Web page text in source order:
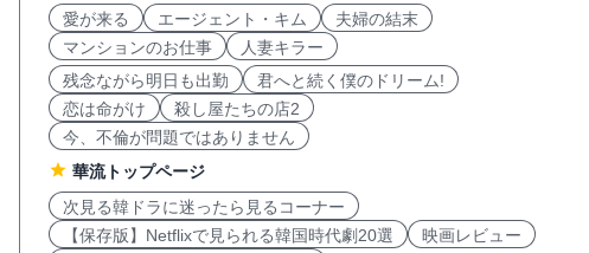
愛が来る
エージェント・キム
夫婦の結末
マンションのお仕事
人妻キラー
残念ながら明日も出勤
君へと続く僕のドリーム!
恋は命がけ
殺し屋たちの店2
今、不倫が問題ではありません
華流トップページ
次見る韓ドラに迷ったら見るコーナー
【保存版】Netflixで見られる韓国時代劇20選
映画レビュー